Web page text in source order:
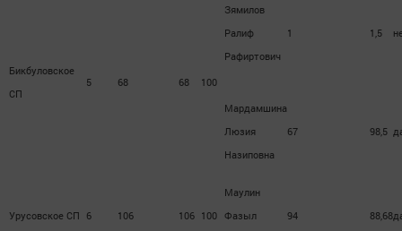
Бикбуловское
СП
5 68 68 100
Зямилов
Ралиф
Рафиртович
1 1,5
Мардамшина
Люзия
Назиповна
67 98,5
Урусовское СП 6 106 106 100
Маулин
Фазыл
94 88,68